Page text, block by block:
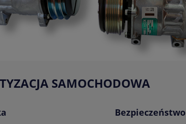
SAMOCHODOWA
Bezpieczeństwo